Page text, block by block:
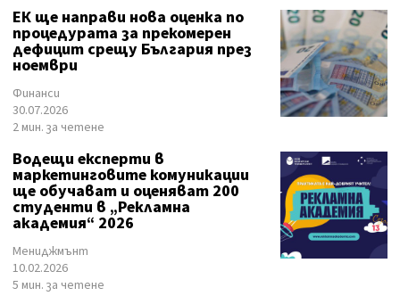
ЕК ще направи нова оценка по
процедурата за прекомерен
дефицит срещу България през
ноември
Финанси
30.07.2026
2 мин. за четене
Водещи експерти в
маркетинговите комуникации
ще обучават и оценяват 200
студенти в „Рекламна
академия“ 2026
Мениджмънт
10.02.2026
5 мин. за четене